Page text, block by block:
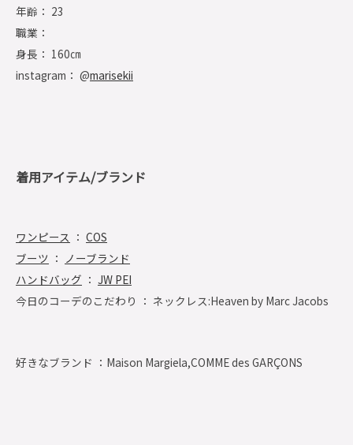
年齢： 23
職業：
身長： 160㎝
instagram： @marisekii
着用アイテム/ブランド
ワンピース ： COS
ブーツ ： ノーブランド
ハンドバッグ ： JW PEI
今日のコーデのこだわり ： ネックレス:Heaven by Marc Jacobs
好きなブランド ： Maison Margiela,COMME des GARÇONS